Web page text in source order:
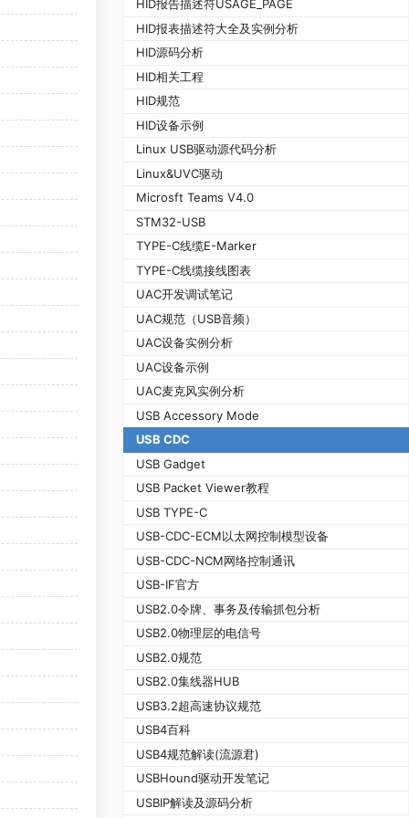
HID报告描述符USAGE_PAGE
HID报表描述符大全及实例分析
HID源码分析
HID相关工程
HID规范
HID设备示例
Linux USB驱动源代码分析
Linux&UVC驱动
Microsft Teams V4.0
STM32-USB
TYPE-C线缆E-Marker
TYPE-C线缆接线图表
UAC开发调试笔记
UAC规范（USB音频）
UAC设备实例分析
UAC设备示例
UAC麦克风实例分析
USB Accessory Mode
USB CDC
USB Gadget
USB Packet Viewer教程
USB TYPE-C
USB-CDC-ECM以太网控制模型设备
USB-CDC-NCM网络控制通讯
USB-IF官方
USB2.0令牌、事务及传输抓包分析
USB2.0物理层的电信号
USB2.0规范
USB2.0集线器HUB
USB3.2超高速协议规范
USB4百科
USB4规范解读(流源君)
USBHound驱动开发笔记
USBIP解读及源码分析